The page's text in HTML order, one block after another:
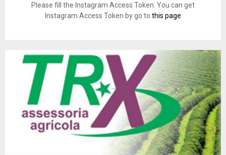
Please fill the Instagram Access Token. You can get
Instagram Access Token by go to this page